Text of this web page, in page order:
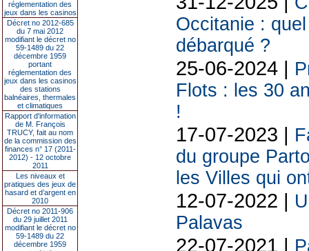
réglementation des
jeux dans les casinos
Décret no 2012-685
du 7 mai 2012
modifiant le décret no
59-1489 du 22
décembre 1959
portant
réglementation des
jeux dans les casinos
des stations
balnéaires, thermales
et climatiques
Rapport d'information
de M. François
TRUCY, fait au nom
de la commission des
finances n° 17 (2011-
2012) - 12 octobre
2011
Les niveaux et
pratiques des jeux de
hasard et d’argent en
2010
Décret no 2011-906
du 29 juillet 2011
modifiant le décret no
59-1489 du 22
décembre 1959
Occitanie :
débarqué ?
25-06-2024 |
Flots : les 30
!
17-07-2023 |
du groupe
les Villes qui
12-07-2022 |
Palavas
22-07-2021 |